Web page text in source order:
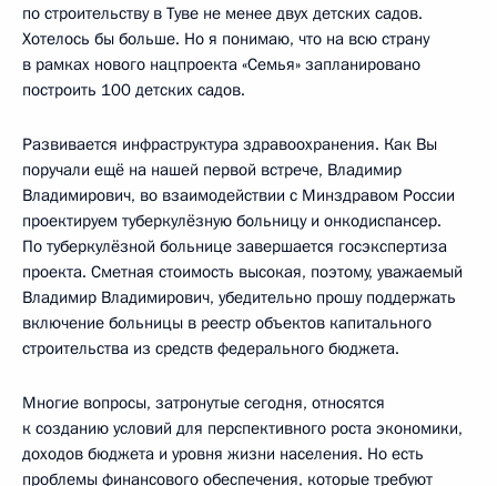
по строительству в Туве не менее двух детских садов.
Хотелось бы больше. Но я понимаю, что на всю страну
в рамках нового нацпроекта «Семья» запланировано
построить 100 детских садов.
Развивается инфраструктура здравоохранения. Как Вы
поручали ещё на нашей первой встрече, Владимир
Владимирович, во взаимодействии с Минздравом России
проектируем туберкулёзную больницу и онкодиспансер.
По туберкулёзной больнице завершается госэкспертиза
проекта. Сметная стоимость высокая, поэтому, уважаемый
Владимир Владимирович, убедительно прошу поддержать
включение больницы в реестр объектов капитального
строительства из средств федерального бюджета.
Многие вопросы, затронутые сегодня, относятся
к созданию условий для перспективного роста экономики,
доходов бюджета и уровня жизни населения. Но есть
проблемы финансового обеспечения, которые требуют